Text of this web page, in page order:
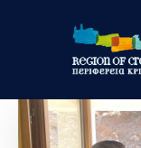
Περιφέρεια
Ενημέρωση